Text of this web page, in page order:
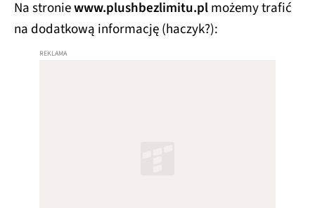
Na stroniewww.plushbezlimitu.plmożemy trafić
na dodatkową informację (haczyk?):